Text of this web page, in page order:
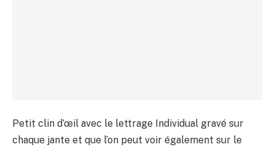
Petit clin d’œil avec le lettrage Individual gravé sur
chaque jante et que l’on peut voir également sur le